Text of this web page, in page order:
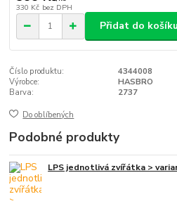
330 Kč bez DPH
Přidat do košíku
Číslo produktu:
4344008
Výrobce:
HASBRO
Barva:
2737
Do oblíbených
Podobné produkty
LPS jednotlivá zvířátka >